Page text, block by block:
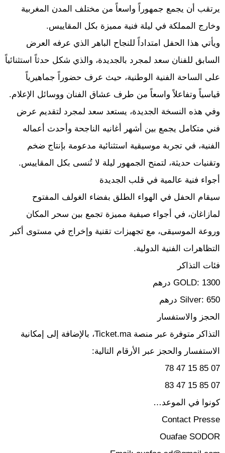
يرتقب أن يجمع جمهوراً واسعاً من مختلف المدن المغربية
وخارج المملكة في ليلة فنية مميزة بكل المقاييس.
ويأتي هذا الحفل امتداداً للنجاح الباهر الذي عرفه العرض
السابق للفنان سعد لمجرد بالجديدة، والذي شكل حدثاً استثنائياً
على الساحة الفنية الوطنية، حيث عرف حضوراً جماهيرياً
قياسياً وتفاعلاً واسعاً من طرف عشاق الفنان ووسائل الإعلام.
وفي هذه النسخة الجديدة، يستعد سعد لمجرد لتقديم عرض
فني متكامل يجمع بين أشهر أغانيه الناجحة وأحدث أعماله
الفنية، في تجربة موسيقية استثنائية مدعومة بإنتاج ضخم
وتقنيات حديثة، لتمنح الجمهور ليلة لا تُنسى بكل المقاييس.
أجواء فنية عالمية في قلب الجديدة
سيقام الحفل في الهواء الطلق بفضاء الغولف المفتوح
لمازاغان، في أجواء صيفية مميزة تجمع بين سحر المكان
وروعة الموسيقى، مع تجهيزات تقنية وإخراج في مستوى أكبر
التظاهرات الفنية الدولية.
فئات التذاكر
GOLD: 1300 درهم
Silver: 650 درهم
الحجز والاستفسار
التذاكر متوفرة عبر منصة Ticket.ma، بالإضافة إلى إمكانية
الاستفسار والحجز عبر الأرقام التالية:
07 85 15 47 78
07 85 15 47 83
كونوا في الموعد…
Contact Presse
Ouafae SODOR